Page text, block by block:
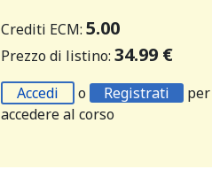
Crediti ECM:5.00
Prezzo di listino:34.99 €
Accedi o Registrati
per
accedere al corso